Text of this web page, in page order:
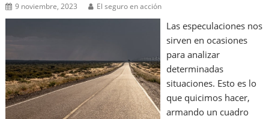
9 noviembre, 2023 El seguro en acción
Las especulaciones nos
sirven en ocasiones
para analizar
determinadas
situaciones. Esto es lo
que quicimos hacer,
armando un cuadro